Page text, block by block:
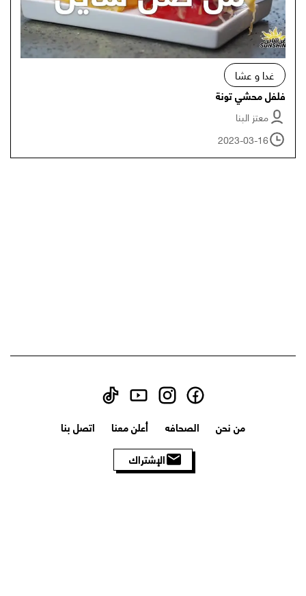
غدا و عشا
فلفل محشي تونة
معتز البنا
2023-03-16
من نحن الصحافه أعلن معنا اتصل بنا
الإشتراك